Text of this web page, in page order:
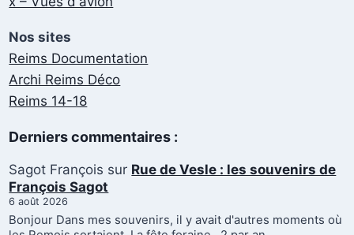
Nos sites
Reims Documentation
Archi Reims Déco
Reims 14-18
Derniers commentaires :
Sagot François sur Rue de Vesle : les souvenirs de
François Sagot
6 août 2026
Bonjour Dans mes souvenirs, il y avait d'autres moments où